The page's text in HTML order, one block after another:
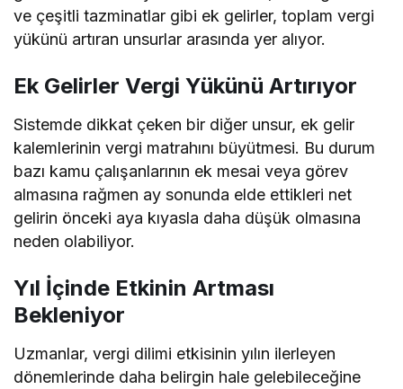
ve çeşitli tazminatlar gibi ek gelirler, toplam vergi
yükünü artıran unsurlar arasında yer alıyor.
Ek Gelirler Vergi Yükünü Artırıyor
Sistemde dikkat çeken bir diğer unsur, ek gelir
kalemlerinin vergi matrahını büyütmesi. Bu durum
bazı kamu çalışanlarının ek mesai veya görev
almasına rağmen ay sonunda elde ettikleri net
gelirin önceki aya kıyasla daha düşük olmasına
neden olabiliyor.
Yıl İçinde Etkinin Artması
Bekleniyor
Uzmanlar, vergi dilimi etkisinin yılın ilerleyen
dönemlerinde daha belirgin hale gelebileceğine